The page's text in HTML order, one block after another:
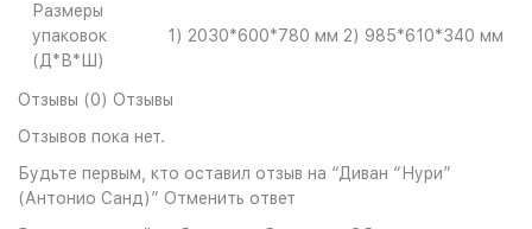
Размеры
упаковок
(Д*В*Ш)
1) 2030*600*780 мм 2) 985*610*340 мм
Отзывы (0) Отзывы
Отзывов пока нет.
Будьте первым, кто оставил отзыв на “Диван “Нури”
(Антонио Санд)” Отменить ответ